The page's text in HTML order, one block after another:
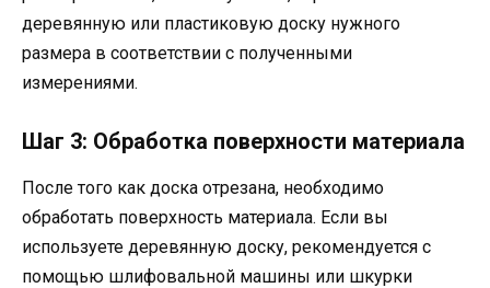
деревянную или пластиковую доску нужного
размера в соответствии с полученными
измерениями.
Шаг 3: Обработка поверхности материала
После того как доска отрезана, необходимо
обработать поверхность материала. Если вы
используете деревянную доску, рекомендуется с
помощью шлифовальной машины или шкурки